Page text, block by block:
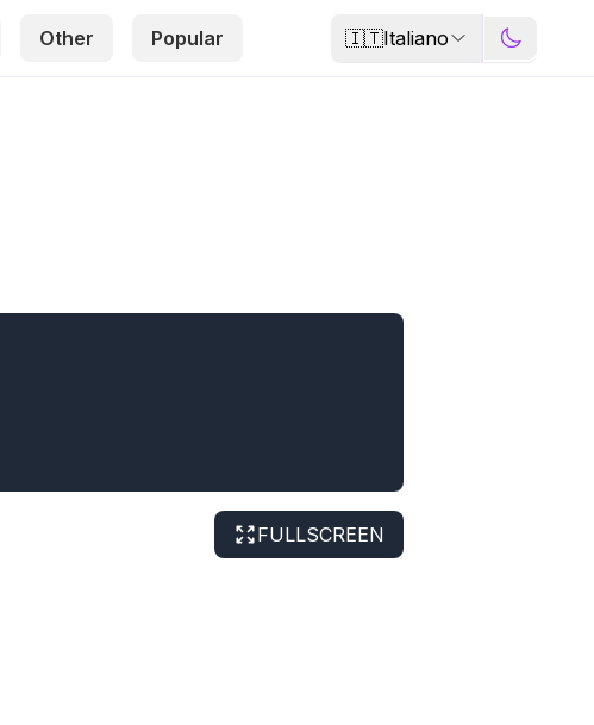
Other Popular 🇮🇹Italiano
FULLSCREEN